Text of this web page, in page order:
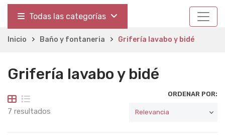
Todas las categorías
Inicio Baño y fontaneria Grifería lavabo y bidé
Grifería lavabo y bidé
7 resultados
ORDENAR POR: